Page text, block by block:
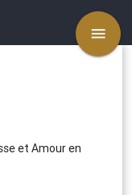
menu
et Amour en